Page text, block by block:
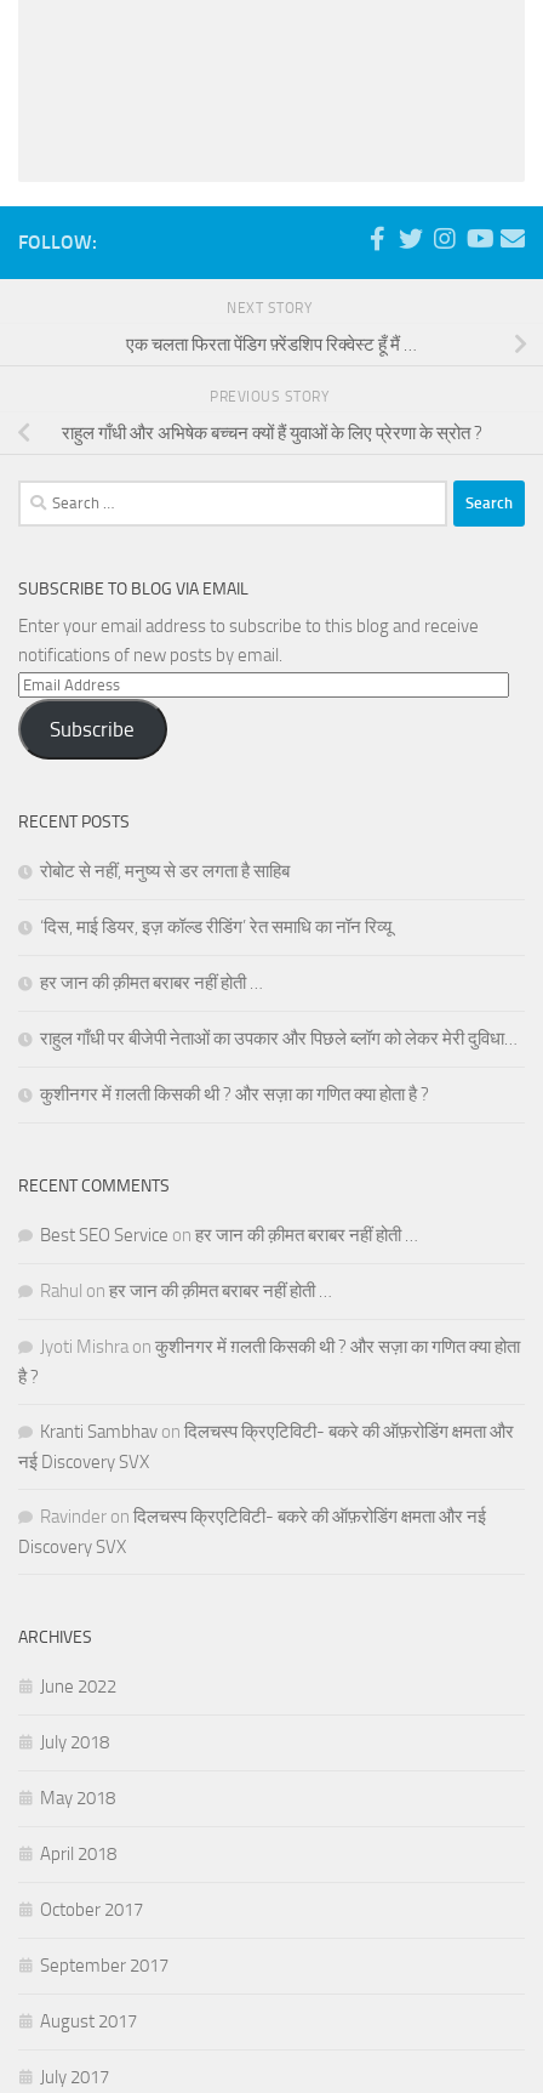
FOLLOW:
NEXT STORY
एक चलता फिरता पेंडिग फ़्रेंडशिप रिक्वेस्ट हूँ मैं …
PREVIOUS STORY
राहुल गाँधी और अभिषेक बच्चन क्यों हैं युवाओं के लिए प्रेरणा के स्रोत ?
Search
for:
SUBSCRIBE TO BLOG VIA EMAIL
Enter your email address to subscribe to this blog and receive
notifications of new posts by email.
Email
Address
Subscribe
RECENT POSTS
रोबोट से नहीं, मनुष्य से डर लगता है साहिब
‘दिस, माई डियर, इज़ कॉल्ड रीडिंग’ रेत समाधि का नॉन रिव्यू
हर जान की क़ीमत बराबर नहीं होती …
राहुल गाँधी पर बीजेपी नेताओं का उपकार और पिछले ब्लॉग को लेकर मेरी दुविधा…
कुशीनगर में ग़लती किसकी थी ? और सज़ा का गणित क्या होता है ?
RECENT COMMENTS
Best SEO Service on हर जान की क़ीमत बराबर नहीं होती …
Rahul on हर जान की क़ीमत बराबर नहीं होती …
Jyoti Mishra on कुशीनगर में ग़लती किसकी थी ? और सज़ा का गणित क्या होता
है ?
Kranti Sambhav on दिलचस्प क्रिएटिविटी- बकरे की ऑफ़रोडिंग क्षमता और
नई Discovery SVX
Ravinder on दिलचस्प क्रिएटिविटी- बकरे की ऑफ़रोडिंग क्षमता और नई
Discovery SVX
ARCHIVES
June 2022
July 2018
May 2018
April 2018
October 2017
September 2017
August 2017
July 2017